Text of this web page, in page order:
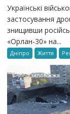
Українські
застосування
знищивши
«Орлан-30» на...
Дніпро Життя